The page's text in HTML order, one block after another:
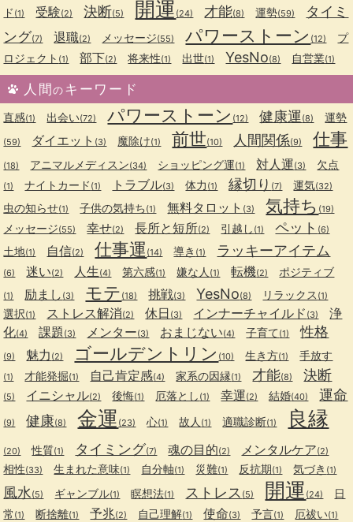
ド (1) 受験(2) 決断(5) 開運 (24) 才能(8) 運勢(59)
タイミ
ング(7) 退職(2) メッセージ(55) パワーストーン (12)
プ
ロジェクト (1) 部下(2) 将来性(1) 出世(1) YesNo(8) 自営業(1)
人間のキーワード
直感(1) 出会い(72) パワーストーン (12) 健康運(8) 運勢
(59) ダイエット (3) 魔除け(1) 前世(10) 人間関係(9) 仕事
(18) アニマルメディスン(34) ショッピング運(1) 対人運(3) 欠点
(1) ナイトカード (1) トラブル(3) 体力 (1) 縁切り (7) 運気(32)
虫の知らせ(1) 子供の気持ち(1) 無料タロット (3) 気持ち (19)
メッセージ(55) 幸せ(2) 長所と短所(2) 引越し (1) ペット (6)
土地(1) 自信(2) 仕事運 (14) 導き (1) ラッキーアイテム
(6) 迷い(2) 人生(4) 第六感(1) 嫌な人 (1) 転機(2) ポジティブ
(1) 励まし (3) モテ (18) 挑戦(3) YesNo(8) リラックス (1)
選択(1) ストレス解消(2) 休日 (3) インナーチャイルド (3)
浄
化(4) 課題 (3) メンター(3) おまじない(4) 子育て(1) 性格
(9) 魅力 (2) ゴールデントリン (10) 生き方(1) 手放す
(1) 才能発掘(1) 自己肯定感(4) 家系の因縁(1) 才能(8) 決断
(5) イニシャル(2) 後悔(1) 厄落とし (1) 幸運(2) 結婚(40) 運命
(9) 健康(8) 金運 (23) 心(1) 故人 (1) 適職診断(1) 良縁
(20) 性質(1) タイミング(7) 魂の目的(2) メンタルケア(2)
相性(33) 生まれた意味(1) 自分軸(1) 災難(1) 反抗期(1) 気づき (1)
風水(5) ギャンブル(1) 瞑想法(1) ストレス (5) 開運 (24)
日
常 (1) 断捨離(1) 予兆(2) 自己理解(1) 使命(3) 予言(1) 厄祓い(1)